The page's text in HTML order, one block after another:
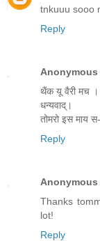
tnkuuu sooo
Reply
Anonymous
थैंक यू वैरी मच ।
धन्यवाद्।
तोमरो इस माय
Reply
Anonymous
Thanks
lot!
Reply